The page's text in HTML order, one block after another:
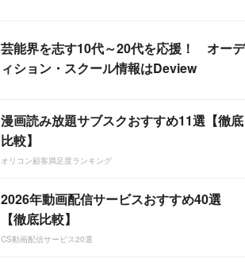
芸能界を志す10代～20代を応援！ オーデ
ィション・スクール情報はDeview
漫画読み放題サブスクおすすめ11選【徹底
比較】
オリコン顧客満足度ランキング
2026年動画配信サービスおすすめ40選
【徹底比較】
CS動画配信サービス20選